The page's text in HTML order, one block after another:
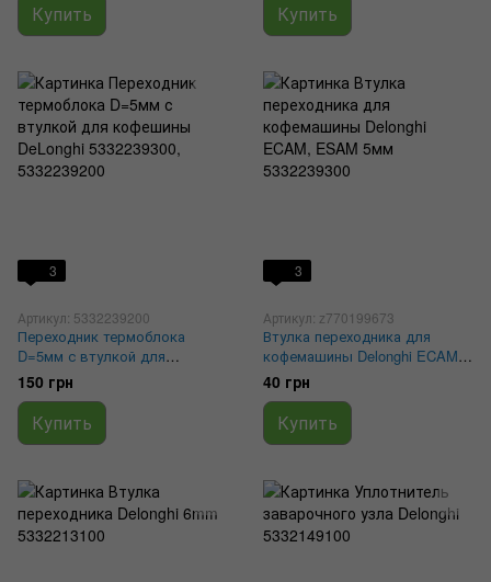
Купить Купить
3
Артикул: 5332239200
Переходник термоблока
D=5мм с втулкой для
кофешины DeLonghi
5332239300, 5332239200
150 грн
Купить
3
Артикул: z770199673
Втулка переходника для
кофемашины Delonghi ECAM,
ESAM 5мм 5332239300
40 грн
Купить